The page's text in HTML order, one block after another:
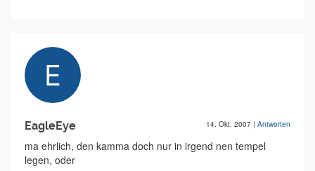
EagleEye 14. Okt. 2007 | Antworten
ma ehrlich, den kamma doch nur in irgend nen tempel
legen, oder